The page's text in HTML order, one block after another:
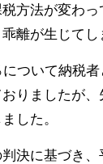
方法が変わっ
離が生じてし
ついて納税
りましたが
した。
決に基づき、